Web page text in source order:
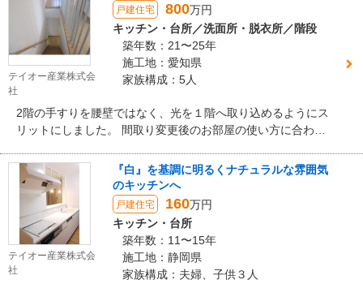
テイオー産業株式会
社
戸建住宅 800万円
キッチン・台所／洗面所・脱衣所／階段
築年数：21〜25年
施工地：愛知県
家族構成：5人
2階の手すりを腰壁ではなく、光を１階へ取り込めるようにス
リットにしました。 間取り変更後のお部屋の使い方に合わせ
テイオー産業株式会
社
『白』を基調に明るくナチュラルな雰囲気
のキッチンへ
戸建住宅 160万円
キッチン・台所
築年数：11〜15年
施工地：静岡県
家族構成：夫婦、子供３人